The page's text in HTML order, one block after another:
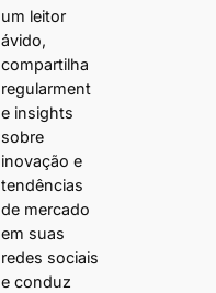
um leitor
ávido,
compartilha
regularment
e insights
sobre
inovação e
tendências
de mercado
em suas
redes sociais
e conduz